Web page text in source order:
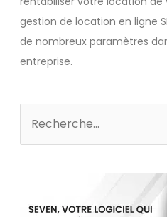
gestion de location en ligne
de nombreux paramètres
entreprise.
Rechercher :